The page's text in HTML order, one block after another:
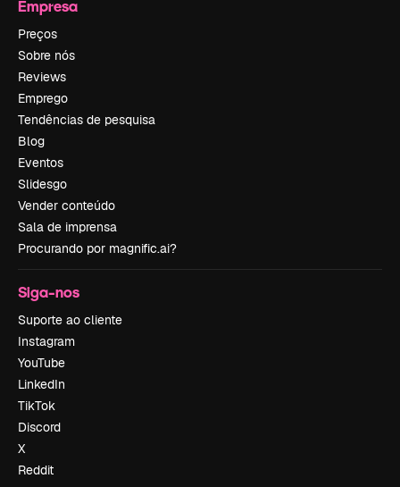
Empresa
Preços
Sobre nós
Reviews
Emprego
Tendências de pesquisa
Blog
Eventos
Slidesgo
Vender conteúdo
Sala de imprensa
Procurando por magnific.ai?
Siga-nos
Suporte ao cliente
Instagram
YouTube
LinkedIn
TikTok
Discord
X
Reddit